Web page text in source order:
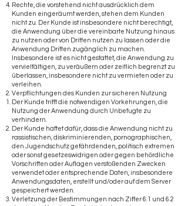
Rechte, die vorstehend nicht ausdrücklich dem
Kunden eingeräumt werden, stehen dem Kunden
nicht zu. Der Kunde ist insbesondere nicht berechtigt,
die Anwendung über die vereinbarte Nutzung hinaus
zu nutzen oder von Dritten nutzen zu lassen oder die
Anwendung Dritten zugänglich zu machen.
Insbesondere ist es nicht gestattet, die Anwendung zu
vervielfältigen, zu veräußern oder zeitlich begrenzt zu
überlassen, insbesondere nicht zu vermieten oder zu
verleihen.
Verpflichtungen des Kunden zur sicheren Nutzung
Der Kunde trifft die notwendigen Vorkehrungen, die
Nutzung der Anwendung durch Unbefugte zu
verhindern.
Der Kunde haftet dafür, dass die Anwendung nicht zu
rassistischen, diskriminierenden, pornographischen,
den Jugendschutz gefährdenden, politisch extremen
oder sonst gesetzeswidrigen oder gegen behördliche
Vorschriften oder Auflagen verstoßenden Zwecken
verwendet oder entsprechende Daten, insbesondere
Anwendungsdaten, erstellt und/oder auf dem Server
gespeichert werden.
Verletzung der Bestimmungen nach Ziffer 6.1 und 6.2